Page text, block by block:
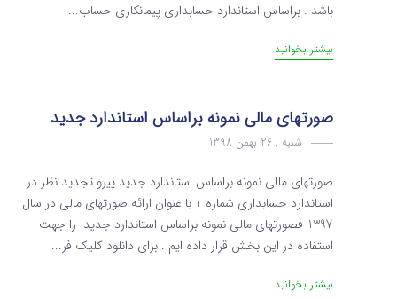
باشد . براساس استاندارد حسابداری پیمانکاری حساب...
بیشتر بخوانید
صورتهای مالی نمونه براساس استاندارد جدید
شنبه , 26 بهمن 1398
صورتهای مالی نمونه براساس استاندارد جدید پیرو تجدید نظر در
استاندارد حسابداری شماره 1 با عنوان ارائه صورتهای مالی در سال
1397 فصورتهای مالی نمونه براساس استاندارد جدید را جهت
استفاده در این بخش قرار داده ایم . برای دانلود کلیک فر...
بیشتر بخوانید